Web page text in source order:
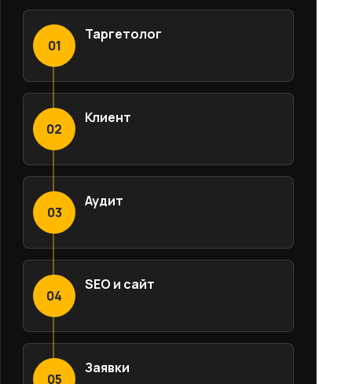
01
Таргетолог
02
Клиент
03
Аудит
04
SEO и сайт
05
Заявки